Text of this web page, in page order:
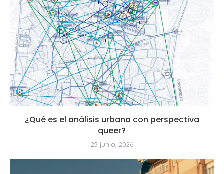
¿Qué es el análisis urbano con perspectiva
queer?
25 junio, 2026